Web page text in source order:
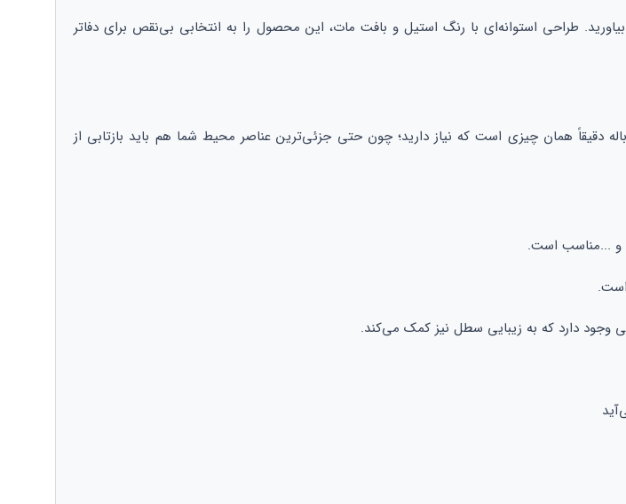
طراحی استوانه‌ای با رنگ استیل و بافت مات، این محصول را به انتخابی بی‌نقص برای دفاتر
دقیقاً همان چیزی است که نیاز دارید؛ چون حتی جزئی‌ترین عناصر محیط شما هم باید بازتابی از
و ...مناسب است.
وجود دارد که به زیبایی سطل نیز کمک می‌کند.